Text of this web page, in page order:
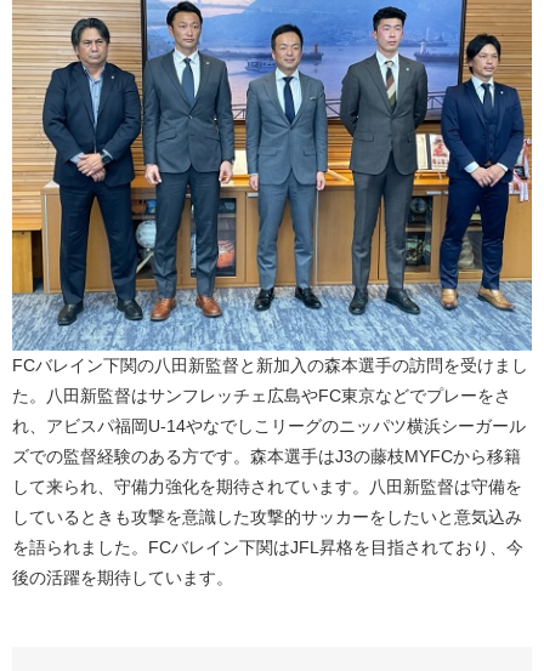
FCバレイン下関の八田新監督と新加入の森本選手の訪問を受けまし
た。八田新監督はサンフレッチェ広島やFC東京などでプレーをさ
れ、アビスパ福岡U-14やなでしこリーグのニッパツ横浜シーガール
ズでの監督経験のある方です。森本選手はJ3の藤枝MYFCから移籍
して来られ、守備力強化を期待されています。八田新監督は守備を
しているときも攻撃を意識した攻撃的サッカーをしたいと意気込み
を語られました。FCバレイン下関はJFL昇格を目指されており、今
後の活躍を期待しています。